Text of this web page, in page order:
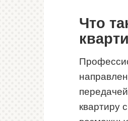
Что
квартиру